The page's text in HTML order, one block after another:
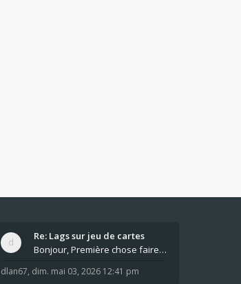
Re: Lags sur jeu de cartes
Bonjour, Première chose faire un arrêt complet de
dlan67, dim. mai 03, 2026 12:41 pm